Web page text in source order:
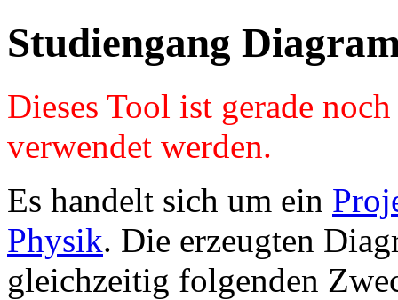
Studiengang
Dieses Tool ist gerade
verwendet werden.
Es handelt sich um ein
Physik. Die erzeugten
gleichzeitig folgenden